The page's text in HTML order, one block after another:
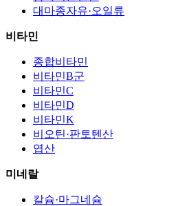
대마종자유·오일류
비타민
종합비타민
비타민B군
비타민C
비타민D
비타민K
비오틴·판토텐산
엽산
미네랄
칼슘·마그네슘